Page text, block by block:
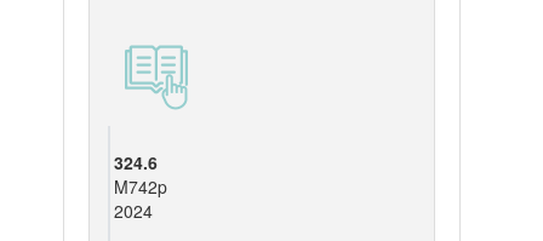
324.6
M742p
2024